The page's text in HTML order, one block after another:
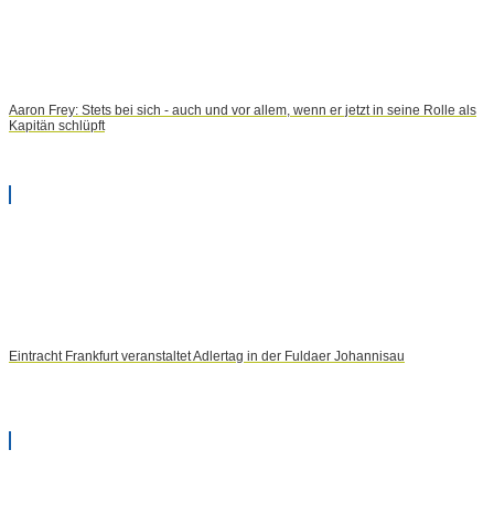
Aaron Frey: Stets bei sich - auch und vor allem, wenn er jetzt in seine Rolle als
Kapitän schlüpft
Eintracht Frankfurt veranstaltet Adlertag in der Fuldaer Johannisau